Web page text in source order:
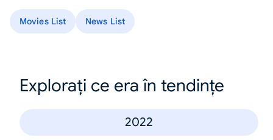
Movies List News List
Explorați ce era în tendințe
2022